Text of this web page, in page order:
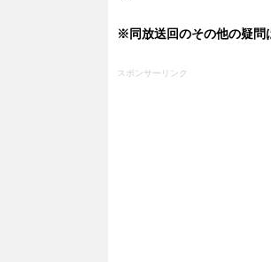
※同放送回のその他の疑問
スポンサーリンク